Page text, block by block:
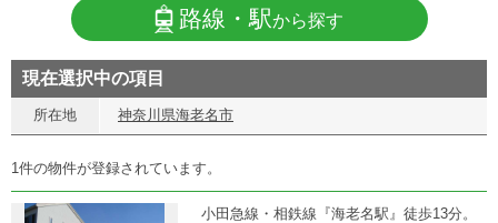
路線・駅から探す
現在選択中の項目
所在地 神奈川県海老名市
1件の物件が登録されています。
小田急線・相鉄線『海老名駅』徒歩13分。